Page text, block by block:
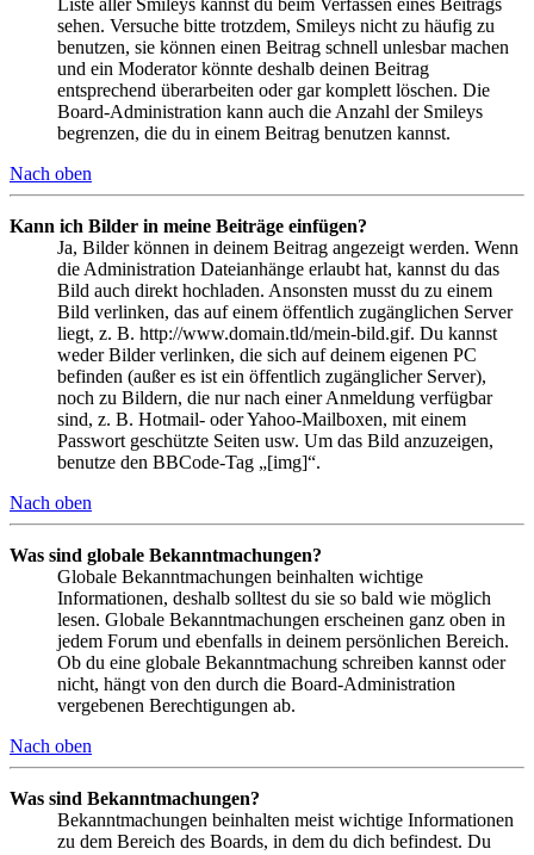
Liste aller Smileys kannst du beim Verfassen eines Beitrags
sehen. Versuche bitte trotzdem, Smileys nicht zu häufig zu
benutzen, sie können einen Beitrag schnell unlesbar machen
und ein Moderator könnte deshalb deinen Beitrag
entsprechend überarbeiten oder gar komplett löschen. Die
Board-Administration kann auch die Anzahl der Smileys
begrenzen, die du in einem Beitrag benutzen kannst.
Nach oben
Kann ich Bilder in meine Beiträge einfügen?
Ja, Bilder können in deinem Beitrag angezeigt werden. Wenn
die Administration Dateianhänge erlaubt hat, kannst du das
Bild auch direkt hochladen. Ansonsten musst du zu einem
Bild verlinken, das auf einem öffentlich zugänglichen Server
liegt, z. B. http://www.domain.tld/mein-bild.gif. Du kannst
weder Bilder verlinken, die sich auf deinem eigenen PC
befinden (außer es ist ein öffentlich zugänglicher Server),
noch zu Bildern, die nur nach einer Anmeldung verfügbar
sind, z. B. Hotmail- oder Yahoo-Mailboxen, mit einem
Passwort geschützte Seiten usw. Um das Bild anzuzeigen,
benutze den BBCode-Tag „[img]“.
Nach oben
Was sind globale Bekanntmachungen?
Globale Bekanntmachungen beinhalten wichtige
Informationen, deshalb solltest du sie so bald wie möglich
lesen. Globale Bekanntmachungen erscheinen ganz oben in
jedem Forum und ebenfalls in deinem persönlichen Bereich.
Ob du eine globale Bekanntmachung schreiben kannst oder
nicht, hängt von den durch die Board-Administration
vergebenen Berechtigungen ab.
Nach oben
Was sind Bekanntmachungen?
Bekanntmachungen beinhalten meist wichtige Informationen
zu dem Bereich des Boards, in dem du dich befindest. Du